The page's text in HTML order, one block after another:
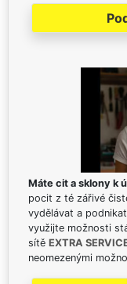
Máte cit a sklony k
pocit z té zářivé
vydělávat a
využijte možnosti
sítě EXTRA
neomezenými